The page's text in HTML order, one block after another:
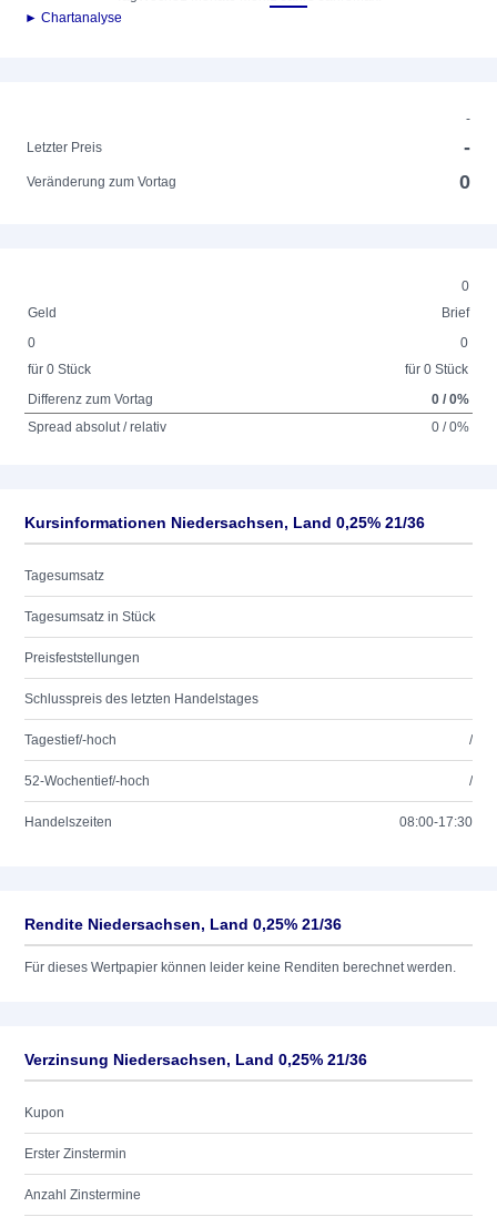
► Chartanalyse
-
Letzter Preis
-
Veränderung zum Vortag 0
0
Geld
Brief
0
für 0 Stück
0
für 0 Stück
Differenz zum Vortag
0 / 0%
Spread absolut / relativ
0 / 0%
Kursinformationen Niedersachsen, Land 0,25% 21/36
Tagesumsatz
Tagesumsatz in Stück
Preisfeststellungen
Schlusspreis des letzten Handelstages
Tagestief/-hoch /
52-Wochentief/-hoch /
Handelszeiten 08:00-17:30
Rendite Niedersachsen, Land 0,25% 21/36
Für dieses Wertpapier können leider keine Renditen berechnet werden.
Verzinsung Niedersachsen, Land 0,25% 21/36
Kupon
Erster Zinstermin
Anzahl Zinstermine